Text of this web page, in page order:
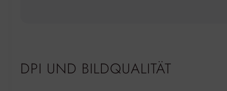
DPI UND BILDQUALITÄT